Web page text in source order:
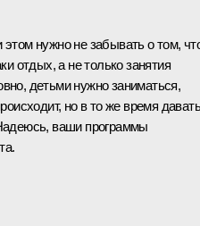
нужно не забывать о том,
отдых, а не только занятия
детьми нужно заниматься,
но в то же время давать
ваши программы